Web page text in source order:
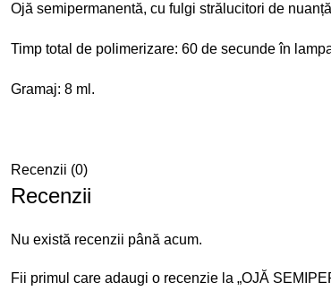
Ojă semipermanentă, cu fulgi strălucitori de
Timp total de polimerizare: 60 de secunde în
Gramaj: 8 ml.
Recenzii (0)
Recenzii
Nu există recenzii până acum.
Fii primul care adaugi o recenzie la „OJĂ